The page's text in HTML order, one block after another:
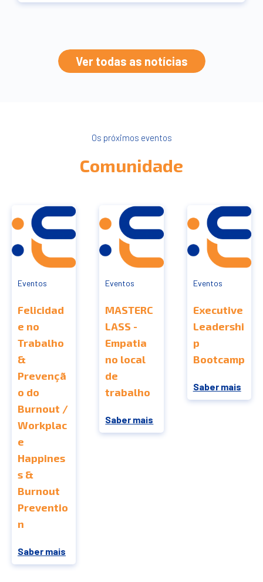
Ver todas as notícias
Os próximos eventos
Comunidade
Eventos
Felicidad
e no
Trabalho
&
Prevençã
o do
Burnout /
Workplac
e
Happines
s &
Burnout
Preventio
n
Saber mais
Eventos
MASTERC
LASS -
Empatia
no local
de
trabalho
Saber mais
Eventos
Executive
Leadershi
p
Bootcamp
Saber mais